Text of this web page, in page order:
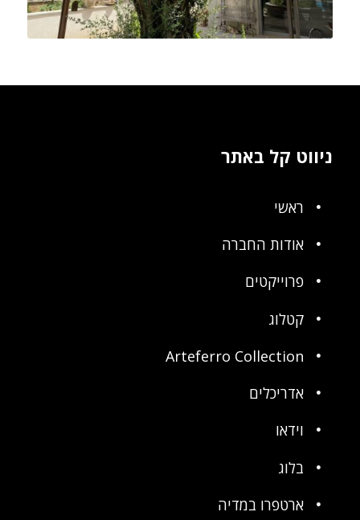
ניווט קל באתר
ראשי
אודות החברה
פרוייקטים
קטלוג
Arteferro Collection
אדריכלים
וידאו
בלוג
ארטפרו במדיה